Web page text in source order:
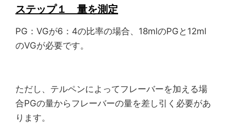
ステップ１ 量を測定
PG：VGが6：4の比率の場合、18mlのPGと12ml
のVGが必要です。
ただし、テルペンによってフレーバーを加える場
合PGの量からフレーバーの量を差し引く必要があ
ります。